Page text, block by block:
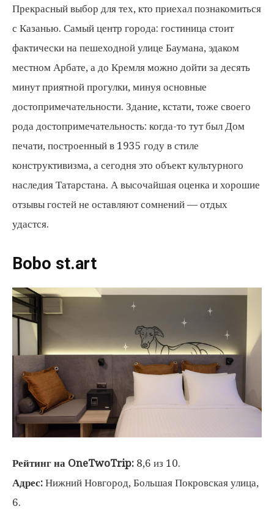
Прекрасный выбор для тех, кто приехал познакомиться
с Казанью. Самый центр города: гостиница стоит
фактически на пешеходной улице Баумана, эдаком
местном Арбате, а до Кремля можно дойти за десять
минут приятной прогулки, минуя основные
достопримечательности. Здание, кстати, тоже своего
рода достопримечательность: когда-то тут был Дом
печати, построенный в 1935 году в стиле
конструктивизма, а сегодня это объект культурного
наследия Татарстана. А высочайшая оценка и хорошие
отзывы гостей не оставляют сомнений — отдых
удастся.
Bobo st.art
Рейтинг на OneTwoTrip: 8,6 из 10.
Адрес: Нижний Новгород, Большая Покровская улица,
6.